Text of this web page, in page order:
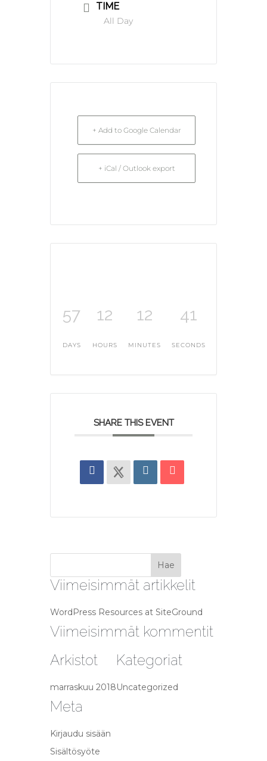
TIME
All Day
+ Add to Google Calendar
+ iCal / Outlook export
57
DAYS
12
HOURS
12
MINUTES
41
SECONDS
SHARE THIS EVENT
Viimeisimmät artikkelit
WordPress Resources at SiteGround
Viimeisimmät kommentit
Arkistot
marraskuu 2018
Kategoriat
Uncategorized
Meta
Kirjaudu sisään
Sisältösyöte